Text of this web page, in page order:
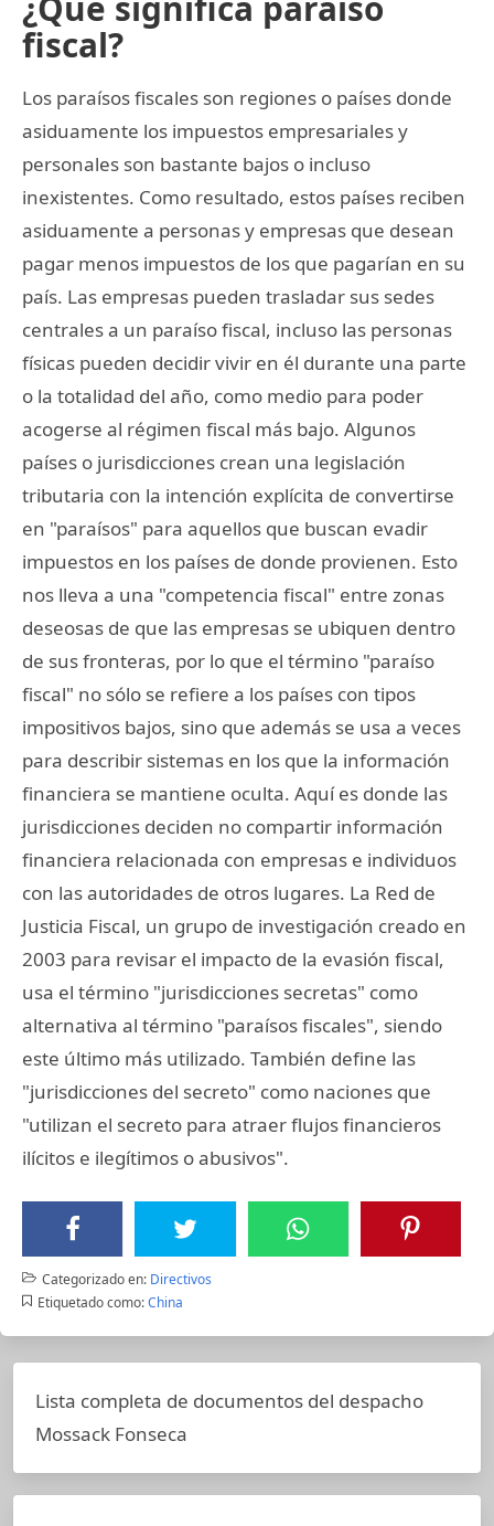
fiscal?
Los paraísos fiscales son regiones o países donde
asiduamente los impuestos empresariales y
personales son bastante bajos o incluso
inexistentes. Como resultado, estos países reciben
asiduamente a personas y empresas que desean
pagar menos impuestos de los que pagarían en su
país. Las empresas pueden trasladar sus sedes
centrales a un paraíso fiscal, incluso las personas
físicas pueden decidir vivir en él durante una parte
o la totalidad del año, como medio para poder
acogerse al régimen fiscal más bajo. Algunos
países o jurisdicciones crean una legislación
tributaria con la intención explícita de convertirse
en "paraísos" para aquellos que buscan evadir
impuestos en los países de donde provienen. Esto
nos lleva a una "competencia fiscal" entre zonas
deseosas de que las empresas se ubiquen dentro
de sus fronteras, por lo que el término "paraíso
fiscal" no sólo se refiere a los países con tipos
impositivos bajos, sino que además se usa a veces
para describir sistemas en los que la información
financiera se mantiene oculta. Aquí es donde las
jurisdicciones deciden no compartir información
financiera relacionada con empresas e individuos
con las autoridades de otros lugares. La Red de
Justicia Fiscal, un grupo de investigación creado en
2003 para revisar el impacto de la evasión fiscal,
usa el término "jurisdicciones secretas" como
alternativa al término "paraísos fiscales", siendo
este último más utilizado. También define las
"jurisdicciones del secreto" como naciones que
"utilizan el secreto para atraer flujos financieros
ilícitos e ilegítimos o abusivos".
Categorizado en: Directivos
Etiquetado como: China
Lista completa de documentos del despacho
Mossack Fonseca